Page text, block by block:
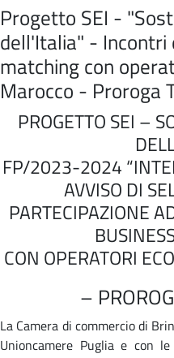
Progetto SEI -
dell'Italia" - Incontri
matching con
Marocco - Proroga
PROGETTO SEI –
FP/2023-2024
AVVISO DI
PARTECIPAZIONE
CON OPERATORI
–
La Camera di commercio di
Unioncamere Puglia e con